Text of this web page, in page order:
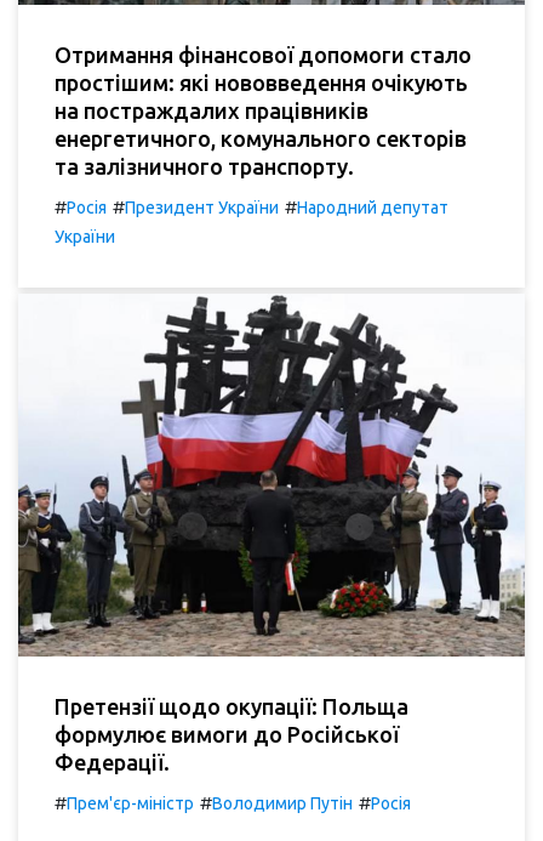
Отримання фінансової допомоги стало
простішим: які нововведення очікують
на постраждалих працівників
енергетичного, комунального секторів
та залізничного транспорту.
#Росія #Президент України #Народний депутат
України
Претензії щодо окупації: Польща
формулює вимоги до Російської
Федерації.
#Прем'єр-міністр #Володимир Путін #Росія